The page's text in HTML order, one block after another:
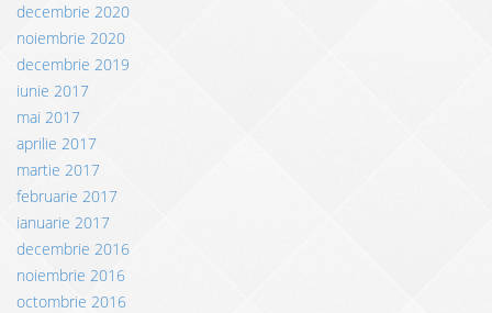
decembrie 2020
noiembrie 2020
decembrie 2019
iunie 2017
mai 2017
aprilie 2017
martie 2017
februarie 2017
ianuarie 2017
decembrie 2016
noiembrie 2016
octombrie 2016